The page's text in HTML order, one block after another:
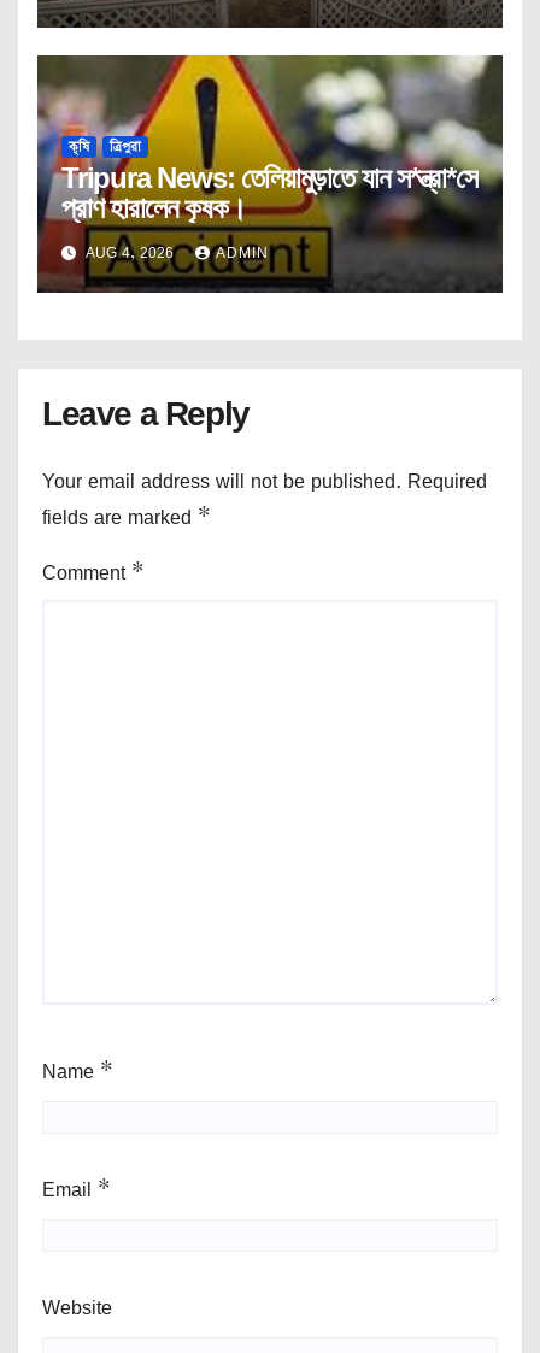
কৃষি ত্রিপুরা
Tripura News: তেলিয়ামুড়াতে যান স*ন্ত্রা*সে
প্রাণ হারালেন কৃষক।
AUG 4, 2026 ADMIN
Leave a Reply
Your email address will not be published. Required
fields are marked *
Comment *
Name *
Email *
Website